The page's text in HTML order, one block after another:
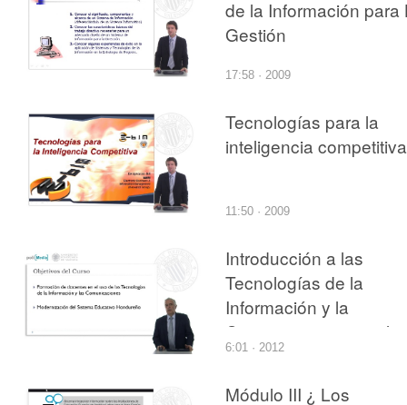
de la Información para
Gestión
17:58 · 2009
Tecnologías para la
inteligencia competitiva
11:50 · 2009
Introducción a las
Tecnologías de la
Información y la
Comunicaciones en la
Educación
6:01 · 2012
Módulo III ¿ Los